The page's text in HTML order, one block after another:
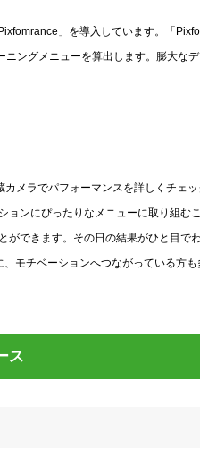
」を導入しています。「
ングメニューを算出します。膨大な
メラでパフォーマンスを詳しくチェ
ンにぴったりなメニューに取り組む
できます。その日の結果がひと目で
チベーションへつながっている方も
ス